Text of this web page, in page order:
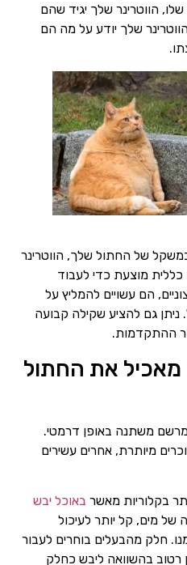
הווטרינר שלך יגיד שהם
שלך יודע על מה הם
במשקל של החתול שלך, הווטרינר
מוצעת כדי לעבוד
הם עשויים להמליץ ​​על
גם להציע שקילה קבועה
ההתקדמות.
מאכיל את החתול
משתנה באופן דרמטי.
מיותרת, אחרים עשירים
בקלוריות מאשר באוכל יבש
של מים, קל יותר לעיכול
חלק מהבעלים בוחרים לעבור
רטוב בהשוואה ליבש כחלק